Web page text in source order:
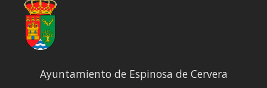
Ayuntamiento de Espinosa de Cervera